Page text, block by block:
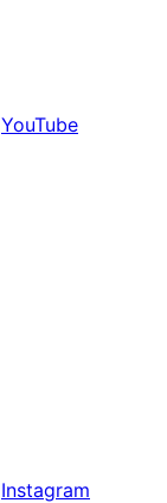
YouTube
Instagram